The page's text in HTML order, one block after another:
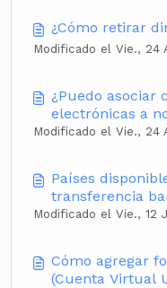
¿Cómo retirar
Modificado el Vie., 24
¿Puedo asociar
electrónicas a
cuenta Airtm?
Modificado el Vie., 24
Países
transferencia
Modificado el Vie., 12
Cómo agregar
(Cuenta Virtual